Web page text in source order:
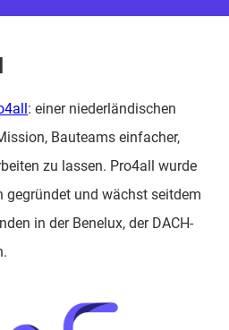
: einer niederländischen
Bauteams einfacher,
zu lassen. Pro4all wurde
gegründet und wächst seitdem
in der Benelux, der DACH-